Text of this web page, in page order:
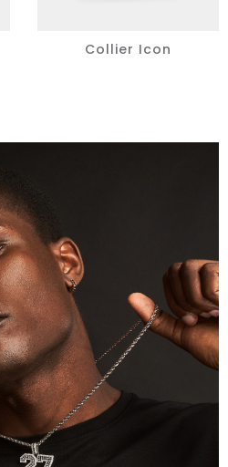
Collier Icon